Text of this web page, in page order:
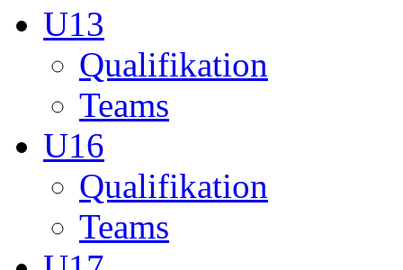
Teams
U17
Qualifikation
Teams
Senior (Ü17)
Qualifikation